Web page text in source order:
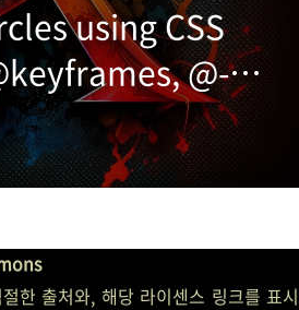
using CSS
@-
@-webkit-
한 출처와, 해당 라이센스 링크를 표시